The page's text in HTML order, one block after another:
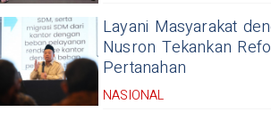
Layani Masyarakat
Nusron Tekankan
Pertanahan
NASIONAL